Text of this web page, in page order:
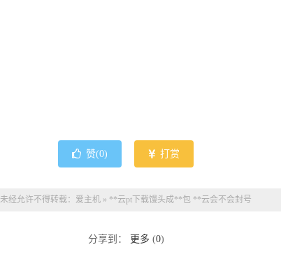
赞(0) 打赏
未经允许不得转载： 爱主机 » **云pt下载馒头成​**包 **云会不会封号
分享到： 更多 (0)